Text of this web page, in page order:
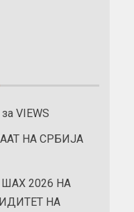
VIEWS
НА СРБИЈА
2026 НА
НА